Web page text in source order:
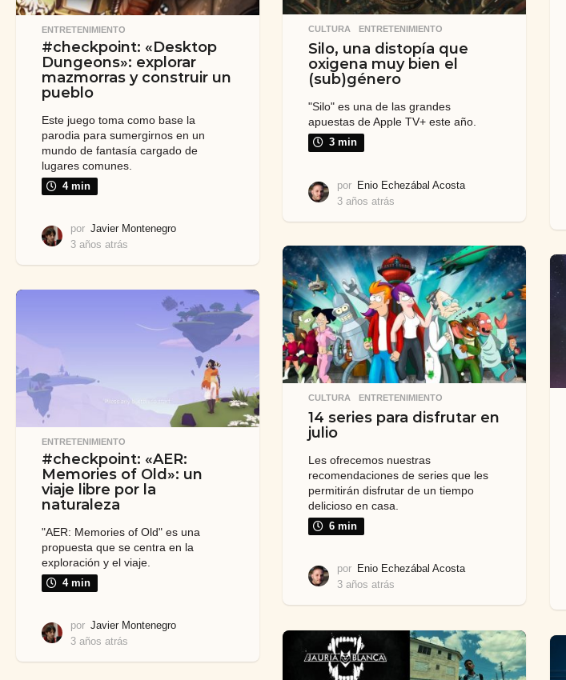
ENTRETENIMIENTO
#checkpoint: «Desktop
Dungeons»: explorar
mazmorras y construir un
pueblo
Este juego toma como base la
parodia para sumergirnos en un
mundo de fantasía cargado de
lugares comunes.
4 min
por Javier Montenegro
3 años atrás
o
CULTURA ,ENTRETENIMIENTO
Silo, una distopía que
oxigena muy bien el
(sub)género
"Silo" es una de las grandes
apuestas de Apple TV+ este año.
3 min
por Enio Echezábal Acosta
3 años atrás
o
s
a
t
r
á
s
CULTURA ,ENTRETENIMIENTO
14 series para disfrutar en
julio
Les ofrecemos nuestras
recomendaciones de series que les
permitirán disfrutar de un tiempo
delicioso en casa.
6 min
por Enio Echezábal Acosta
3 años atrás
o
ENTRETENIMIENTO
#checkpoint: «AER:
Memories of Old»: un
viaje libre por la
naturaleza
"AER: Memories of Old" es una
propuesta que se centra en la
exploración y el viaje.
4 min
por Javier Montenegro
3 años atrás